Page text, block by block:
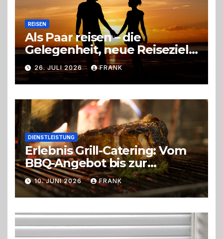
REISEN
Als Paar reisen – die
Gelegenheit, neue Reiseziele
zu entdecken
26. JULI 2026 FRANK
DIENSTLEISTUNG
Erlebnis Grill-Catering: Vom
BBQ-Angebot bis zur
perfekten Eventorganisation
Trend zu Outdoor-Events,
Erlebnisgastronomie und
Live-Cooking
10. JUNI 2026 FRANK